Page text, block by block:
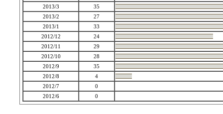
2013/3
35
2013/2
27
2013/1
33
2012/12
24
2012/11
29
2012/10
28
2012/9
35
2012/8
4
2012/7
0
2012/6
0